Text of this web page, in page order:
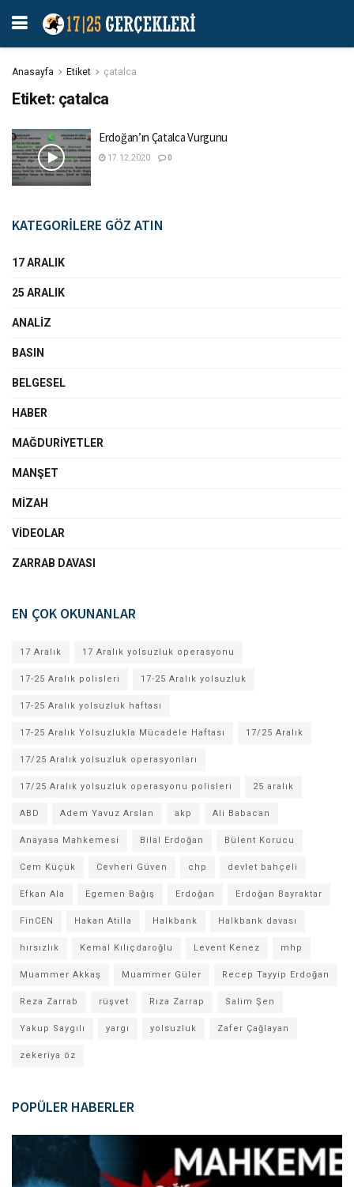
Anasayfa Etiket çatalca
Etiket: çatalca
Erdoğan’ın Çatalca Vurgunu
17.12.2020 0
KATEGORİLERE GÖZ ATIN
17 ARALIK
25 ARALIK
ANALIZ
BASIN
BELGESEL
HABER
MAĞDURIYETLER
MANŞET
MIZAH
VIDEOLAR
ZARRAB DAVASI
EN ÇOK OKUNANLAR
17 Aralık 17 Aralık yolsuzluk operasyonu
17-25 Aralık polisleri 17-25 Aralık yolsuzluk
17-25 Aralık yolsuzluk haftası
17-25 Aralık Yolsuzlukla Mücadele Haftası 17/25 Aralık
17/25 Aralık yolsuzluk operasyonları
17/25 Aralık yolsuzluk operasyonu polisleri 25 aralık
ABD Adem Yavuz Arslan akp Ali Babacan
Anayasa Mahkemesi Bilal Erdoğan Bülent Korucu
Cem Küçük Cevheri Güven chp devlet bahçeli
Efkan Ala Egemen Bağış Erdoğan Erdoğan Bayraktar
FinCEN Hakan Atilla Halkbank Halkbank davası
hırsızlık Kemal Kılıçdaroğlu Levent Kenez mhp
Muammer Akkaş Muammer Güler Recep Tayyip Erdoğan
Reza Zarrab rüşvet Rıza Zarrap Salim Şen
Yakup Saygılı yargı yolsuzluk Zafer Çağlayan
zekeriya öz
POPÜLER HABERLER